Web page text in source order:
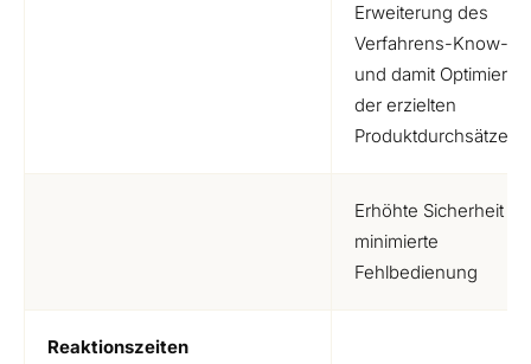
Erweiterung des
Verfahrens-Know-
und damit
der erzielten
Produktdurchsätze
Erhöhte Sicherheit
minimierte
Fehlbedienung
Reaktionszeiten